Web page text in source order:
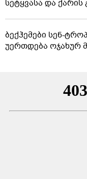
სეტყვასა და
ბექჰემები სენ-
უერთდება ოჯახურ